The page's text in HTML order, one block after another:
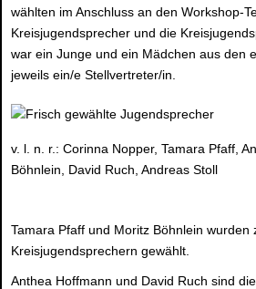
wählten im Anschluss an den Workshop-
Kreisjugendsprecher und die
war ein Junge und ein Mädchen aus den
jeweils ein/e Stellvertreter/in.
v. l. n. r.: Corinna Nopper, Tamara Pfaff,
Böhnlein, David Ruch, Andreas Stoll
Tamara Pfaff und Moritz Böhnlein wurden
Kreisjugendsprechern gewählt.
Anthea Hoffmann und David Ruch sind